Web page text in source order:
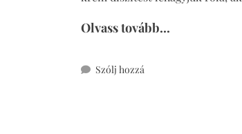
Olvass tovább...
Szólj hozzá